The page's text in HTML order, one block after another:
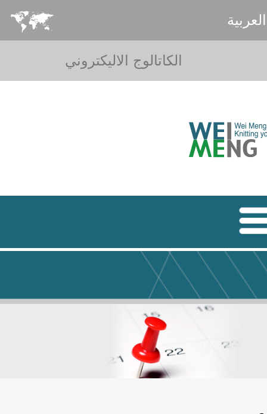
العربية
الكاتالوج الاليكتروني